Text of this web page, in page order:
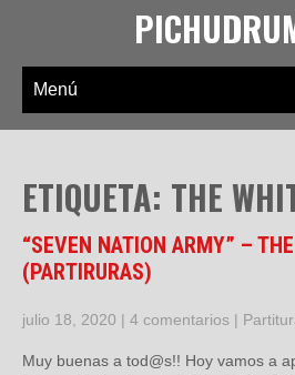
Menú
ETIQUETA: THE
“SEVEN NATION ARMY” –
(PARTIRURAS)
julio 18, 2020 | 4 comentarios |
Muy buenas a tod@s!! Hoy vamos a